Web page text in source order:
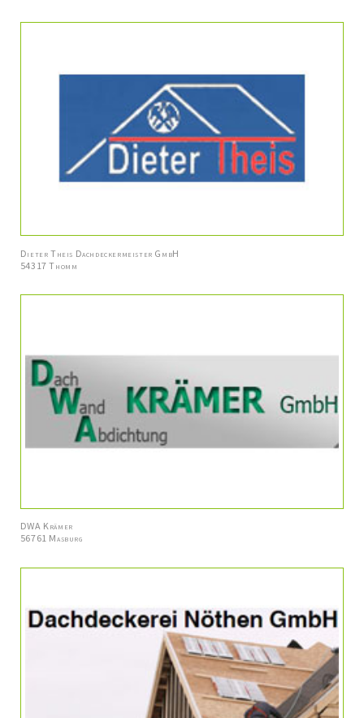
Dieter Theis Dachdeckermeister GmbH
54317 Thomm
DWA Krämer
56761 Masburg